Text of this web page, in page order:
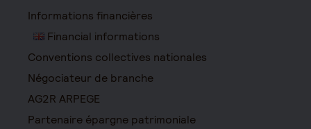
Informations financières
Financial informations
Conventions collectives nationales
Négociateur de branche
AG2R ARPEGE
Partenaire épargne patrimoniale